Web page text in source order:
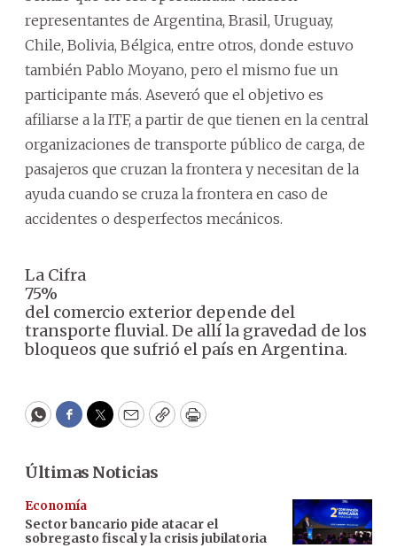
representantes de Argentina, Brasil, Uruguay,
Chile, Bolivia, Bélgica, entre otros, donde estuvo
también Pablo Moyano, pero el mismo fue un
participante más. Aseveró que el objetivo es
afiliarse a la ITF, a partir de que tienen en la central
organizaciones de transporte público de carga, de
pasajeros que cruzan la frontera y necesitan de la
ayuda cuando se cruza la frontera en caso de
accidentes o desperfectos mecánicos.
La Cifra
75%
del comercio exterior depende del
transporte fluvial. De allí la gravedad de los
bloqueos que sufrió el país en Argentina.
WhatsApp
Facebook
Twitter
EmailCopyPrint
Últimas Noticias
Economía
Sector bancario pide atacar el
sobregasto fiscal y la crisis jubilatoria